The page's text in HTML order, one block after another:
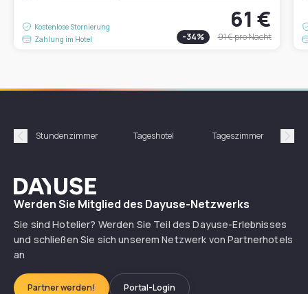
Kostenlose Stornierung
Zahlung im Hotel
61 €
-34% 91 €pro Nacht
Précédent
Stundenzimmer Tageshotel Tageszimmer
Dayuse
Werden Sie Mitglied des Dayuse-Netzwerks
Sie sind Hotelier? Werden Sie Teil des Dayuse-Erlebnisses
und schließen Sie sich unserem Netzwerk von Partnerhotels
an
Partner werden! Portal-Login